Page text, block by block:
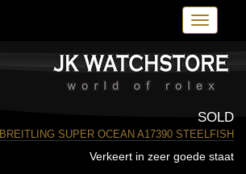
Toggle
SOLD
BREITLING SUPER OCEAN A17390 STEELFISH
Verkeert in zeer goede staat